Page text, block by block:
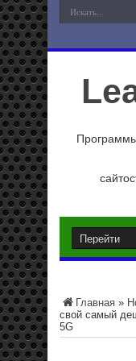
Главная »
свой самый
5G